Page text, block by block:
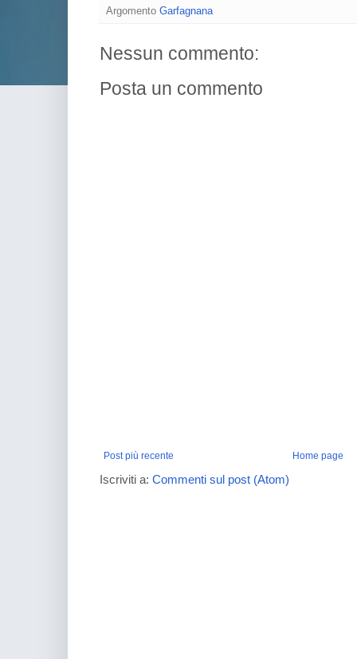
Argomento Garfagnana
Nessun commento:
Posta un commento
Post più recente Home page
Iscriviti a: Commenti sul post (Atom)